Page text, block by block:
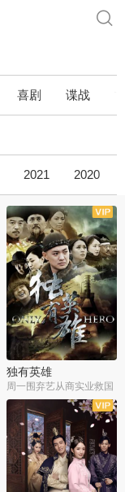
喜剧 谍战
2021 2020
全34集
独有英雄
周一围弃艺从商实业救国
全51集